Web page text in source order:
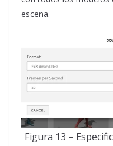
escena.
Figura 13 –